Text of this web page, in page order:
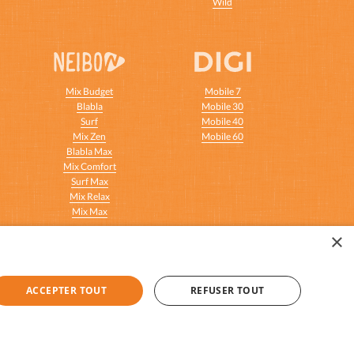
Mix Budget
Blabla
Surf
Mix Zen
Blabla Max
Mix Comfort
Surf Max
Mix Relax
Mix Max
Mobile 7
Mobile 30
Mobile 40
Mobile 60
au meilleur prix c'est facile !
mobiles.
×
ACCEPTER TOUT REFUSER TOUT